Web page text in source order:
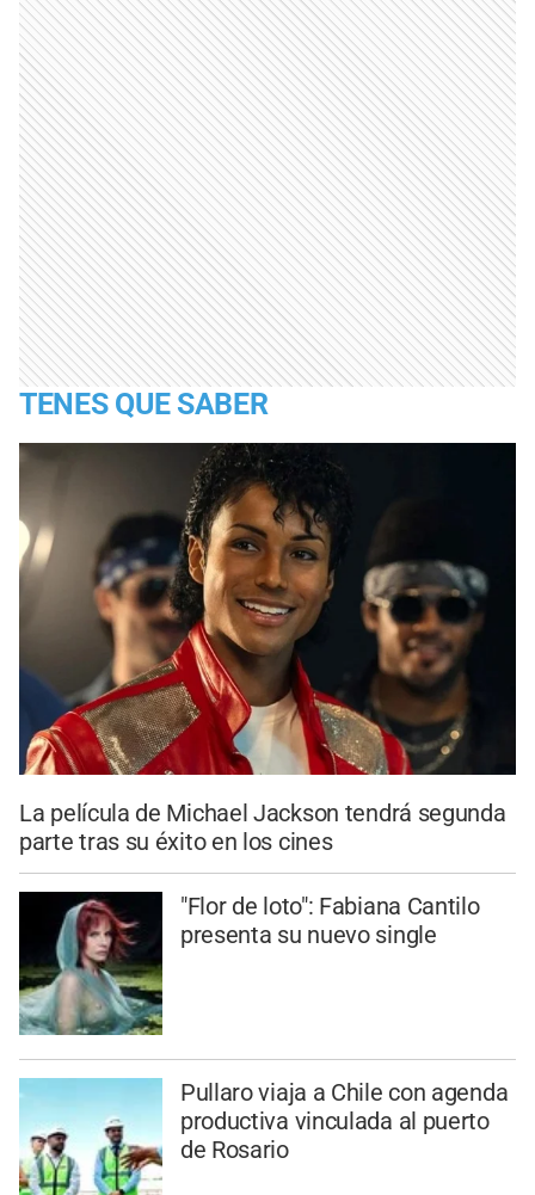
TENES QUE SABER
La película de Michael Jackson tendrá segunda
parte tras su éxito en los cines
"Flor de loto": Fabiana Cantilo
presenta su nuevo single
Pullaro viaja a Chile con agenda
productiva vinculada al puerto
de Rosario